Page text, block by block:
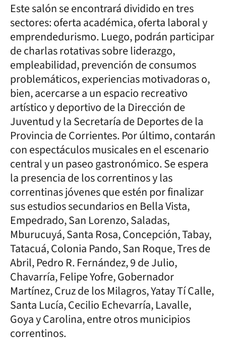
Este salón se encontrará dividido en tres
sectores: oferta académica, oferta laboral y
emprendedurismo. Luego, podrán participar
de charlas rotativas sobre liderazgo,
empleabilidad, prevención de consumos
problemáticos, experiencias motivadoras o,
bien, acercarse a un espacio recreativo
artístico y deportivo de la Dirección de
Juventud y la Secretaría de Deportes de la
Provincia de Corrientes. Por último, contarán
con espectáculos musicales en el escenario
central y un paseo gastronómico. Se espera
la presencia de los correntinos y las
correntinas jóvenes que estén por finalizar
sus estudios secundarios en Bella Vista,
Empedrado, San Lorenzo, Saladas,
Mburucuyá, Santa Rosa, Concepción, Tabay,
Tatacuá, Colonia Pando, San Roque, Tres de
Abril, Pedro R. Fernández, 9 de Julio,
Chavarría, Felipe Yofre, Gobernador
Martínez, Cruz de los Milagros, Yatay Tí Calle,
Santa Lucía, Cecilio Echevarría, Lavalle,
Goya y Carolina, entre otros municipios
correntinos.